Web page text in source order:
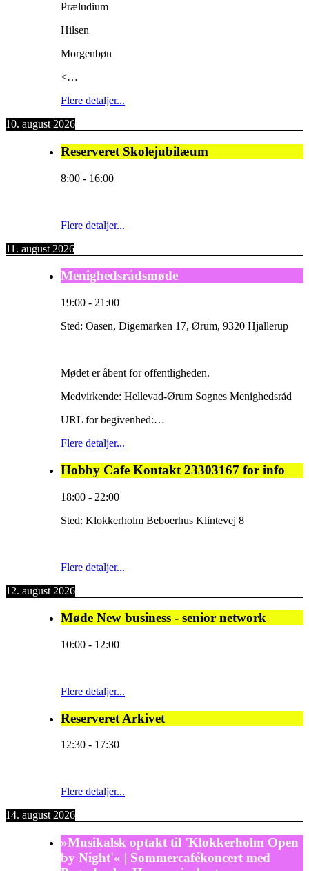
Præludium
Hilsen
Morgenbøn
<…
Flere detaljer...
10. august 2026
Reserveret Skolejubilæum
8:00 - 16:00
Flere detaljer...
11. august 2026
Menighedsrådsmøde
19:00 - 21:00
Sted: Oasen, Digemarken 17, Ørum, 9320 Hjallerup
Mødet er åbent for offentligheden.
Medvirkende: Hellevad-Ørum Sognes Menighedsråd
URL for begivenhed:…
Flere detaljer...
Hobby Cafe Kontakt 23303167 for info
18:00 - 22:00
Sted: Klokkerholm Beboerhus Klintevej 8
Flere detaljer...
12. august 2026
Møde New business - senior network
10:00 - 12:00
Flere detaljer...
Reserveret Arkivet
12:30 - 17:30
Flere detaljer...
14. august 2026
»Musikalsk optakt til 'Klokkerholm Open
by Night'« | Sommercafékoncert med